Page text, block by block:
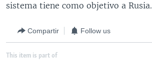
sistema tiene como objetivo a Rusia.
Compartir Follow us
This item is part of